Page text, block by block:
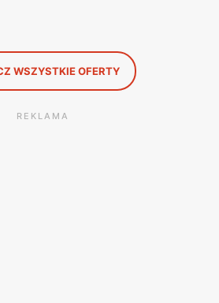
WSZYSTKIE OFERTY
REKLAMA